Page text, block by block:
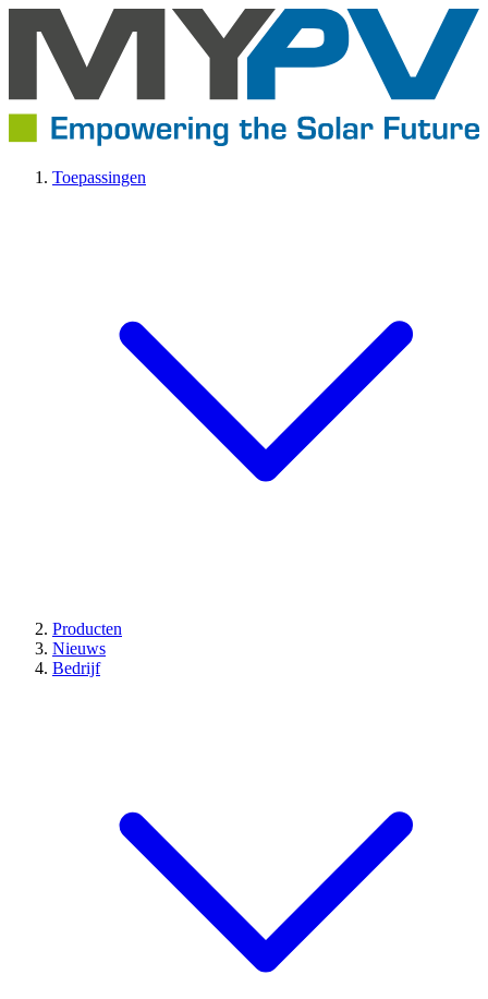
Toepassingen
Producten
Nieuws
Bedrijf